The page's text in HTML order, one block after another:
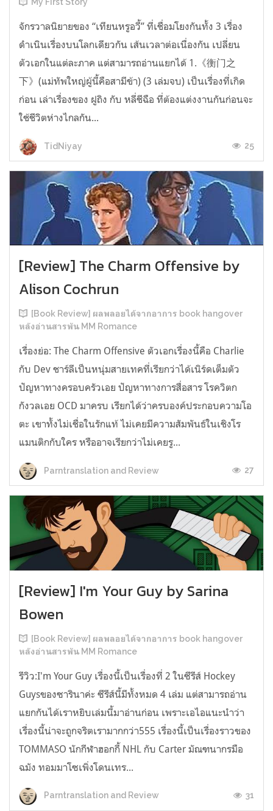
จักรวาลนิยายของ “เทียนหรูอวี้” ที่เชื่อมโยงกันทั้ง 3 เรื่อง
ดำเนินเรื่องบนโลกเดียวกัน เส้นเวลาต่อเนื่องกัน เปลี่ยน
ตัวเอกในแต่ละภาค แต่สามารถอ่านแยกได้ 1.《衡门之
下》(แม่ทัพใหญ่ผู้นี้คือสามีข้า) (3 เล่มจบ) เป็นเรื่องที่เกิด
ก่อน เล่าเรื่องของ ฝูถิง กับ หลี่ชีฉือ ที่ต้องแต่งงานกันก่อนจะ
ใช้ชีวิตห่างไกลกัน...
TidNiyay 25
[Review] The Charm Offensive by
Alison Cochrun
[Book Review] ผลพลอยได้จากอาการ book hangover
หลังอ่านสารพัน MM Romance
เรื่องย่อ: The Charm Offensive ตัวเอกเรื่องนี้คือ Charlie
กับ Dev ชาร์ลีเป็นหนุ่มสายเทคที่เรียกว่าได้เนิร์ดเต็มตัว
ปัญหาทางครอบครัวเอย ปัญหาทางการสื่อสาร โรควิตก
กังวลเอย OCD มาครบ เรียกได้ว่าครบองค์ประกอบความโอ
ตะ เขาทั้งไม่เชื่อในรักแท้ ไม่เคยมีความสัมพันธ์ในเชิงโร
แมนติกกับใคร หรืออาจเรียกว่าไม่เคยรู...
Parntranslation and Review 27
[Review] I'm Your Guy by Sarina
Bowen
[Book Review] ผลพลอยได้จากอาการ book hangover
หลังอ่านสารพัน MM Romance
รีวิว:I'm Your Guy เรื่องนี้เป็นเรื่องที่ 2 ในซีรีส์ Hockey
Guysของซารินาค่ะ ซีรีส์นี้มีทั้งหมด 4 เล่ม แต่สามารถอ่าน
แยกกันได้เราหยิบเล่มนี้มาอ่านก่อน เพราะเอไอแนะนำว่า
เรื่องนี้น่าจะถูกจริตเรามากกว่า555 เรื่องนี้เป็นเรื่องราวของ
TOMMASO นักกีฬาฮอกกี้ NHL กับ Carter มัณฑนากรมือ
ฉมัง ทอมมาโซเพิ่งโดนเทร...
Parntranslation and Review 31